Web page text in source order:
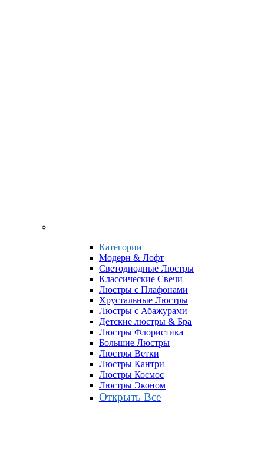
Категории
Модерн & Лофт
Светодиодные Люстры
Классические Свечи
Люстры с Плафонами
Хрустальные Люстры
Люстры с Абажурами
Детские люстры & Бра
Люстры Флористика
Большие Люстры
Люстры Ветки
Люстры Кантри
Люстры Космос
Люстры Эконом
Открыть Все